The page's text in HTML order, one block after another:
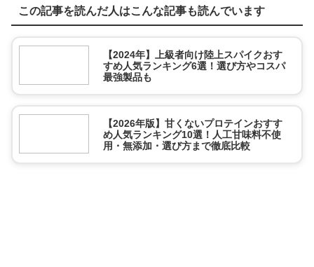
この記事を読んだ人はこんな記事も読んでいます
【2024年】上級者向け陸上スパイクおす
すめ人気ランキング6選！選び方やコスパ
最強製品も
【2026年版】甘くないプロテインおすす
め人気ランキング10選！人工甘味料不使
用・無添加・選び方まで徹底比較